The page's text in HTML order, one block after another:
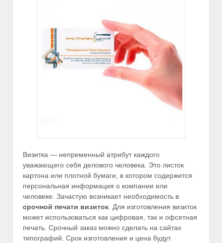
Визитка — непременный атрибут каждого
уважающего себя делового человека. Это листок
картона или плотной бумаги, в котором содержится
персональная информация о компании или
человеке. Зачастую возникает необходимость в
срочной печати визиток . Для изготовления визиток
может использоваться как цифровая, так и офсетная
печать. Срочный заказ можно сделать на сайтах
типографий. Срок изготовления и цена будут